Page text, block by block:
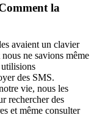
la
avaient un clavier
ne savions même
utilisions
des SMS.
vie, nous les
rechercher des
et même consulter